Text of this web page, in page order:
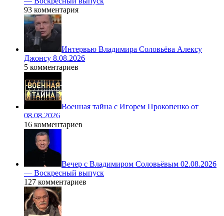
93 комментария
Интервью Владимира Соловьёва Алексу
Джонсу 8.08.2026
5 комментариев
Военная тайна с Игорем Прокопенко от
08.08.2026
16 комментариев
Вечер с Владимиром Соловьёвым 02.08.2026
— Воскресный выпуск
127 комментариев